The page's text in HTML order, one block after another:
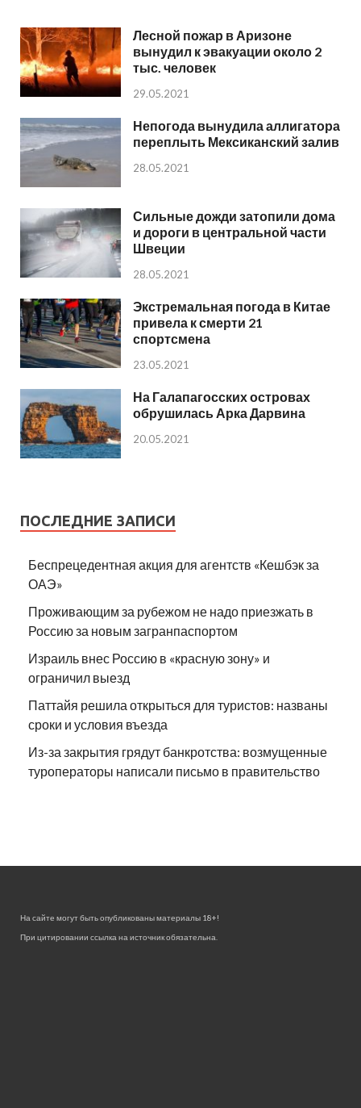
Лесной пожар в Аризоне
вынудил к эвакуации около 2
тыс. человек
29.05.2021
Непогода вынудила аллигатора
переплыть Мексиканский залив
28.05.2021
Сильные дожди затопили дома
и дороги в центральной части
Швеции
28.05.2021
Экстремальная погода в Китае
привела к смерти 21
спортсмена
23.05.2021
На Галапагосских островах
обрушилась Арка Дарвина
20.05.2021
ПОСЛЕДНИЕ ЗАПИСИ
Беспрецедентная акция для агентств «Кешбэк за
ОАЭ»
Проживающим за рубежом не надо приезжать в
Россию за новым загранпаспортом
Израиль внес Россию в «красную зону» и
ограничил выезд
Паттайя решила открыться для туристов: названы
сроки и условия въезда
Из-за закрытия грядут банкротства: возмущенные
туроператоры написали письмо в правительство
На сайте могут быть опубликованы материалы 18+!
При цитировании ссылка на источник обязательна.